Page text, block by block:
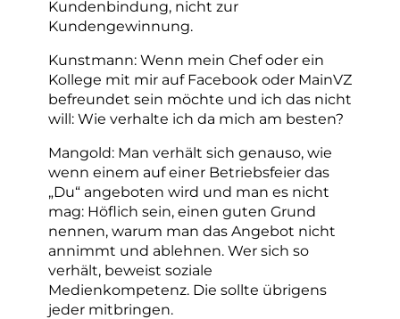
Kundenbindung, nicht zur
Kundengewinnung.
Kunstmann: Wenn mein Chef oder ein
Kollege mit mir auf Facebook oder MainVZ
befreundet sein möchte und ich das nicht
will: Wie verhalte ich da mich am besten?
Mangold: Man verhält sich genauso, wie
wenn einem auf einer Betriebsfeier das
„Du“ angeboten wird und man es nicht
mag: Höflich sein, einen guten Grund
nennen, warum man das Angebot nicht
annimmt und ablehnen. Wer sich so
verhält, beweist soziale
Medienkompetenz. Die sollte übrigens
jeder mitbringen.